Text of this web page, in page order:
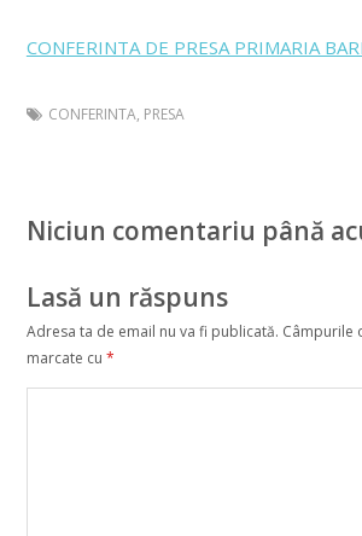
CONFERINTA DE PRESA PRIMARIA
CONFERINTA, PRESA
Niciun comentariu până
Lasă un răspuns
Adresa ta de email nu va fi publicată. Câmpurile
marcate cu *